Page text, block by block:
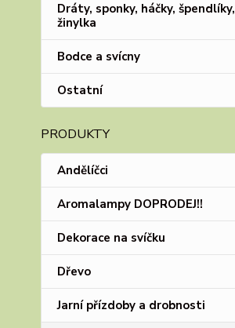
Dráty, sponky, háčky, špendlíky,
žinylka
Bodce a svícny
Ostatní
PRODUKTY
Andělíčci
Aromalampy DOPRODEJ!!
Dekorace na svíčku
Dřevo
Jarní přízdoby a drobnosti